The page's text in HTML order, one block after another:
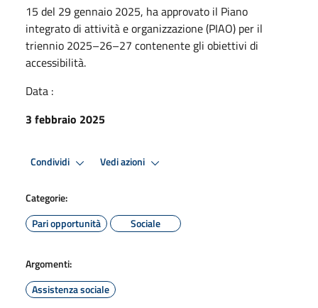
15 del 29 gennaio 2025, ha approvato il Piano
integrato di attività e organizzazione (PIAO) per il
triennio 2025–26–27 contenente gli obiettivi di
accessibilità.
Data :
3 febbraio 2025
Condividi Vedi azioni
Categorie:
Pari opportunità
Sociale
Argomenti:
Assistenza sociale